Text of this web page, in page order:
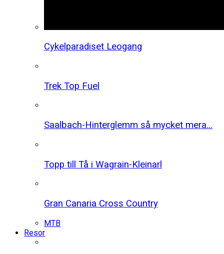
Cykelparadiset Leogang
Trek Top Fuel
Saalbach-Hinterglemm så mycket mera...
Topp till Tå i Wagrain-Kleinarl
Gran Canaria Cross Country
MTB
Resor